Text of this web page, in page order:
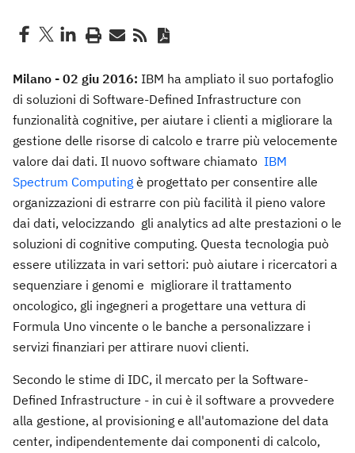
Milano - 02 giu 2016: IBM ha ampliato il suo portafoglio
di soluzioni di Software-Defined Infrastructure con
funzionalità cognitive, per aiutare i clienti a migliorare la
gestione delle risorse di calcolo e trarre più velocemente
valore dai dati. Il nuovo software chiamato IBM
Spectrum Computing è progettato per consentire alle
organizzazioni di estrarre con più facilità il pieno valore
dai dati, velocizzando gli analytics ad alte prestazioni o le
soluzioni di cognitive computing. Questa tecnologia può
essere utilizzata in vari settori: può aiutare i ricercatori a
sequenziare i genomi e migliorare il trattamento
oncologico, gli ingegneri a progettare una vettura di
Formula Uno vincente o le banche a personalizzare i
servizi finanziari per attirare nuovi clienti.
Secondo le stime di IDC, il mercato per la Software-
Defined Infrastructure - in cui è il software a provvedere
alla gestione, al provisioning e all'automazione del data
center, indipendentemente dai componenti di calcolo,